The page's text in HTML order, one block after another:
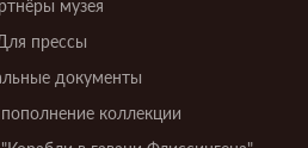
музея
прессы
документы
коллекции